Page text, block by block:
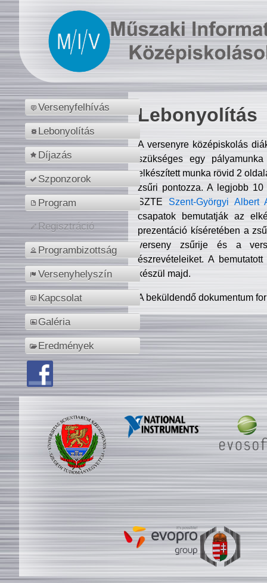
Versenyfelhívás
Lebonyolítás
Díjazás
Szponzorok
Program
Regisztráció
Programbizottság
Versenyhelyszín
Kapcsolat
Galéria
Eredmények
Lebonyolítás
A versenyre középiskolás
szükséges egy
elkészített munka rövid 2
zsűri pontozza. A legjobb
SZTE Szent-Györgyi Albert
csapatok bemutatják az
prezentáció kíséretében a
verseny zsűrije és a
észrevételeiket. A
készül majd.
A beküldendő dokumentum